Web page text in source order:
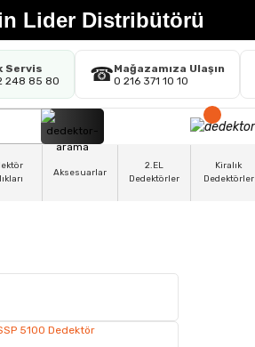
Lider Distribütörü
Servis
248 85 80
☎Mağazamıza Ulaşın
0 216 371 10 10
Aksesuarlar
2.EL
Dedektörler
Kiralık
Dedektörler